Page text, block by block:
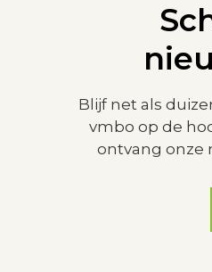
Blijf net als
vmbo op de
ontvang onze